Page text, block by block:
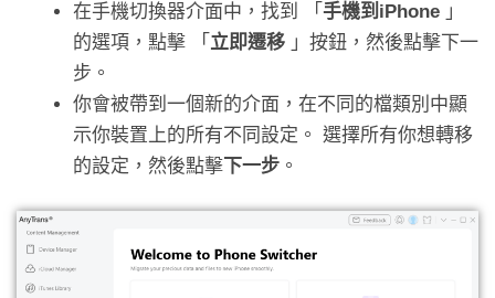
在手機切換器介面中，找到 「 手機到iPhone 」
的選項，點擊 「 立即遷移 」按鈕，然後點擊下一
步。
你會被帶到一個新的介面，在不同的檔類別中顯
示你裝置上的所有不同設定。 選擇所有你想轉移
的設定，然後點擊下一步 。